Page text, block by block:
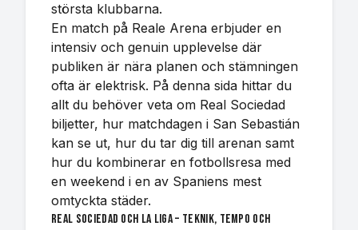
största klubbarna.
En match på Reale Arena erbjuder en
intensiv och genuin upplevelse där
publiken är nära planen och stämningen
ofta är elektrisk. På denna sida hittar du
allt du behöver veta om Real Sociedad
biljetter, hur matchdagen i San Sebastián
kan se ut, hur du tar dig till arenan samt
hur du kombinerar en fotbollsresa med
en weekend i en av Spaniens mest
omtyckta städer.
Real Sociedad och La Liga – teknik, tempo och